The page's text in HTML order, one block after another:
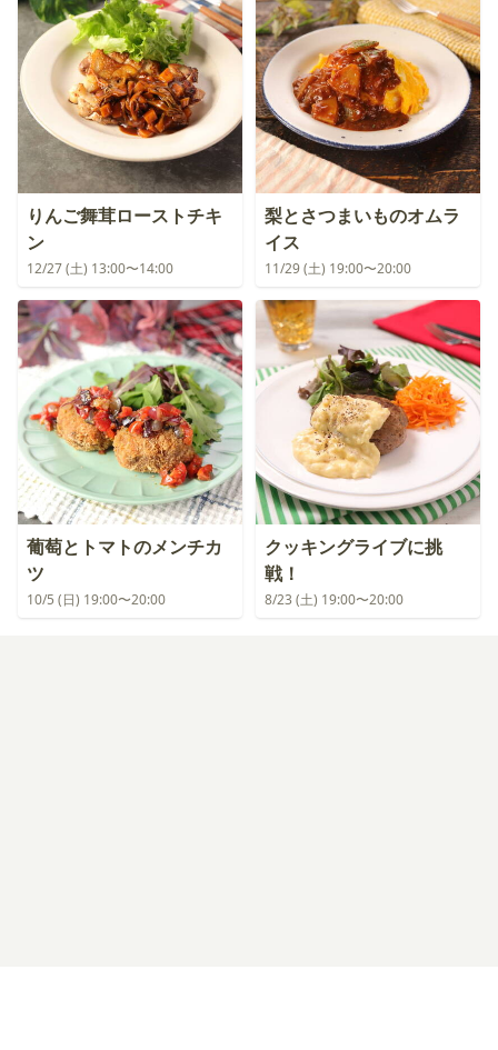
りんご舞茸ローストチキ
ン
12/27 (土) 13:00〜14:00
梨とさつまいものオムラ
イス
11/29 (土) 19:00〜20:00
葡萄とトマトのメンチカ
ツ
10/5 (日) 19:00〜20:00
クッキングライブに挑
戦！
8/23 (土) 19:00〜20:00